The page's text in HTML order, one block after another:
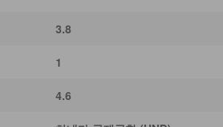
3.8
1
4.6